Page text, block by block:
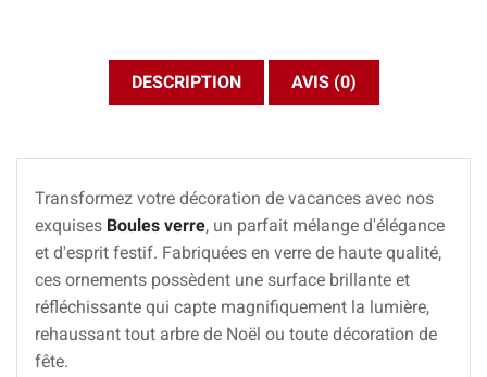
DESCRIPTION AVIS (0)
Transformez votre décoration de vacances avec nos
exquises Boules verre, un parfait mélange d'élégance
et d'esprit festif. Fabriquées en verre de haute qualité,
ces ornements possèdent une surface brillante et
réfléchissante qui capte magnifiquement la lumière,
rehaussant tout arbre de Noël ou toute décoration de
fête.